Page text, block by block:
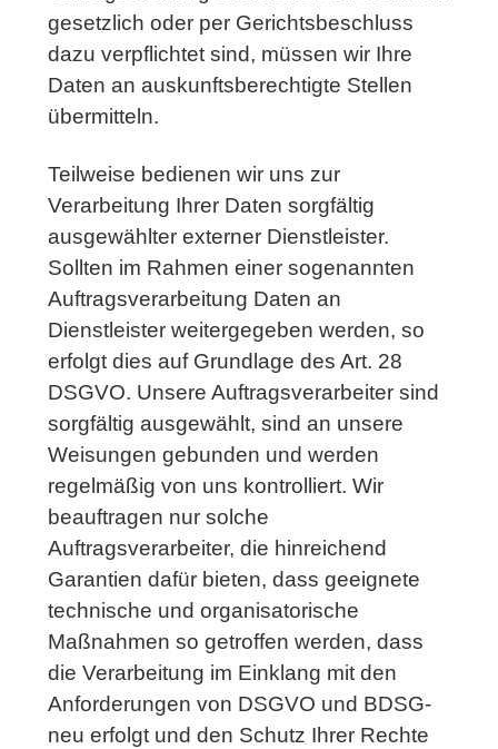
gesetzlich oder per Gerichtsbeschluss
dazu verpflichtet sind, müssen wir Ihre
Daten an auskunftsberechtigte Stellen
übermitteln.
Teilweise bedienen wir uns zur
Verarbeitung Ihrer Daten sorgfältig
ausgewählter externer Dienstleister.
Sollten im Rahmen einer sogenannten
Auftragsverarbeitung Daten an
Dienstleister weitergegeben werden, so
erfolgt dies auf Grundlage des Art. 28
DSGVO. Unsere Auftragsverarbeiter sind
sorgfältig ausgewählt, sind an unsere
Weisungen gebunden und werden
regelmäßig von uns kontrolliert. Wir
beauftragen nur solche
Auftragsverarbeiter, die hinreichend
Garantien dafür bieten, dass geeignete
technische und organisatorische
Maßnahmen so getroffen werden, dass
die Verarbeitung im Einklang mit den
Anforderungen von DSGVO und BDSG-
neu erfolgt und den Schutz Ihrer Rechte